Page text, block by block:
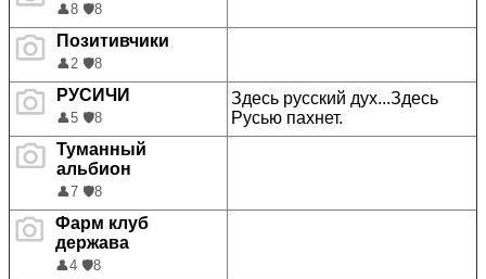
👤8 🛡️8
Позитивчики
👤2 🛡️8
РУСИЧИ
👤5 🛡️8
Здесь русский дух...Здесь
Русью пахнет.
Туманный
альбион
👤7 🛡️8
Фарм клуб
держава
👤4 🛡️8